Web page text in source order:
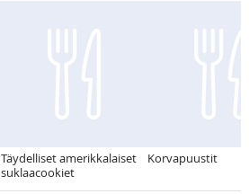
Täydelliset amerikkalaiset
suklaacookiet
Korvapuustit